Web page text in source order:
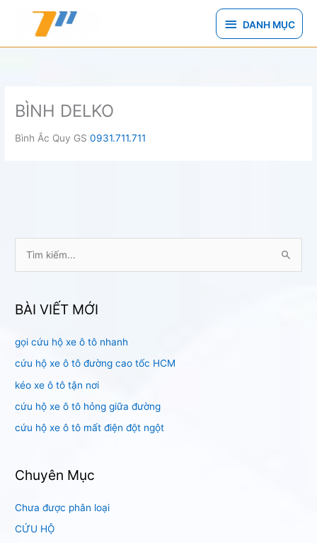
DANH
MỤC
DANH MỤC
BÌNH DELKO
Bình Ắc Quy GS0931.711.711
k
ế
m
:
BÀI VIẾT MỚI
gọi cứu hộ xe ô tô nhanh
cứu hộ xe ô tô đường cao tốc HCM
kéo xe ô tô tận nơi
cứu hộ xe ô tô hỏng giữa đường
cứu hộ xe ô tô mất điện đột ngột
Chuyên Mục
Chưa được phân loại
CỨU HỘ